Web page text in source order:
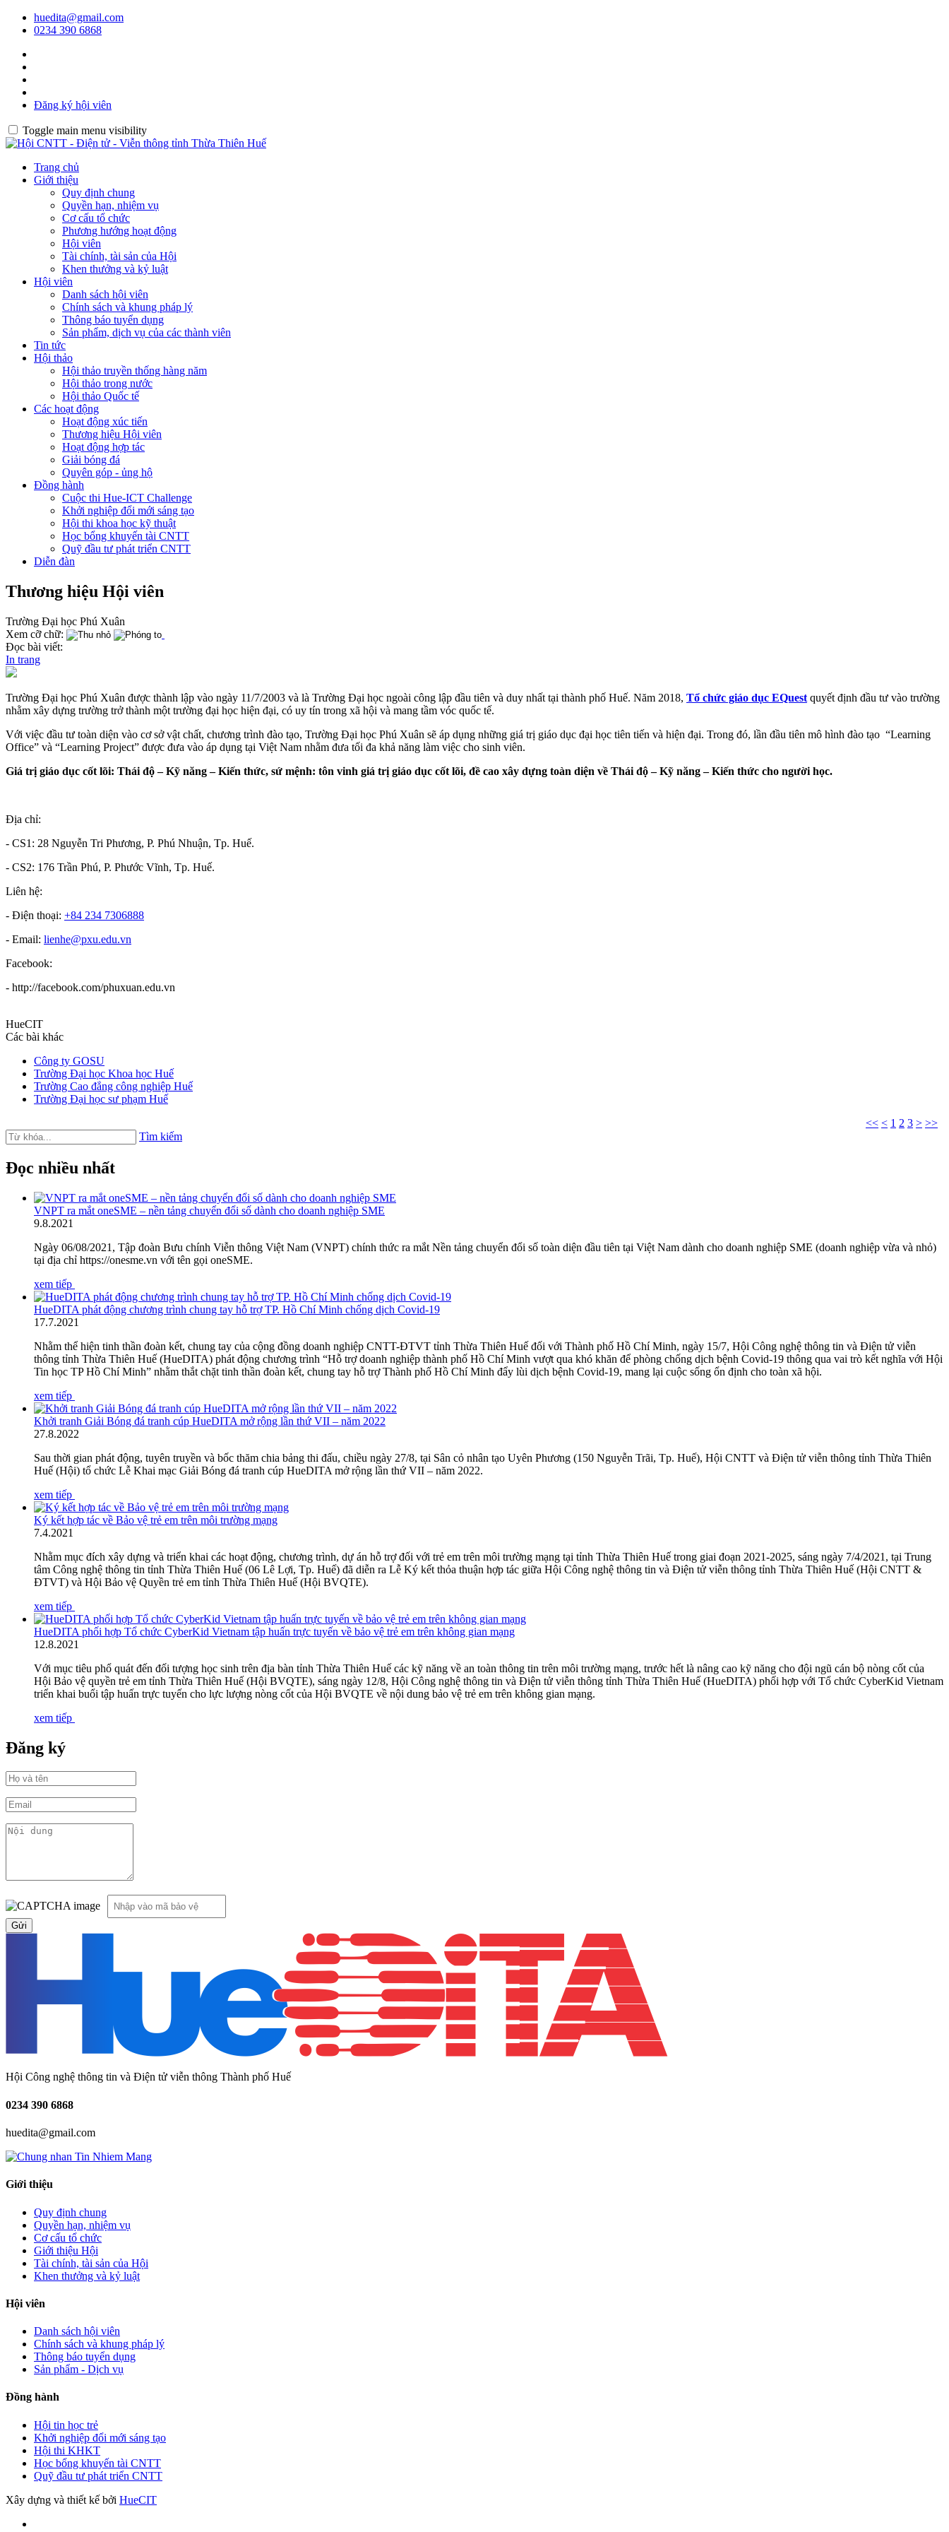
huedita@gmail.com
0234 390 6868
Đăng ký hội viên
Toggle main menu visibility
Trang chủ
Giới thiệu
Quy định chung
Quyền hạn, nhiệm vụ
Cơ cấu tổ chức
Phương hướng hoạt động
Hội viên
Tài chính, tài sản của Hội
Khen thưởng và kỷ luật
Hội viên
Danh sách hội viên
Chính sách và khung pháp lý
Thông báo tuyển dụng
Sản phẩm, dịch vụ của các thành viên
Tin tức
Hội thảo
Hội thảo truyền thống hàng năm
Hội thảo trong nước
Hội thảo Quốc tế
Các hoạt động
Hoạt động xúc tiến
Thương hiệu Hội viên
Hoạt động hợp tác
Giải bóng đá
Quyên góp - ủng hộ
Đồng hành
Cuộc thi Hue-ICT Challenge
Khởi nghiệp đổi mới sáng tạo
Hội thi khoa học kỹ thuật
Học bổng khuyến tài CNTT
Quỹ đầu tư phát triển CNTT
Diễn đàn
Thương hiệu Hội viên
Trường Đại học Phú Xuân
Xem cỡ chữ:
Đọc bài viết:
In trang
Trường Đại học Phú Xuân được thành lập vào ngày 11/7/2003 và là Trường Đại học ngoài công lập đầu tiên và duy nhất tại thành phố Huế. Năm 2018, Tổ chức giáo dục EQuest quyết định đầu tư vào trường
nhằm xây dựng trường trở thành một trường đại học hiện đại, có uy tín trong xã hội và mang tầm vóc quốc tế.
Với việc đầu tư toàn diện vào cơ sở vật chất, chương trình đào tạo, Trường Đại học Phú Xuân sẽ áp dụng những giá trị giáo dục đại học tiên tiến và hiện đại. Trong đó, lần đầu tiên mô hình đào tạo “Learning
Office” và “Learning Project” được đưa vào áp dụng tại Việt Nam nhằm đưa tối đa khả năng làm việc cho sinh viên.
Giá trị giáo dục cốt lõi: Thái độ – Kỹ năng – Kiến thức, sứ mệnh: tôn vinh giá trị giáo dục cốt lõi, đề cao xây dựng toàn diện về Thái độ – Kỹ năng – Kiến thức cho người học.
Địa chỉ:
- CS1: 28 Nguyễn Tri Phương, P. Phú Nhuận, Tp. Huế.
- CS2: 176 Trần Phú, P. Phước Vĩnh, Tp. Huế.
Liên hệ:
- Điện thoại: +84 234 7306888
- Email: lienhe@pxu.edu.vn
Facebook:
- http://facebook.com/phuxuan.edu.vn
HueCIT
Các bài khác
Công ty GOSU
Trường Đại học Khoa học Huế
Trường Cao đẳng công nghiệp Huế
Trường Đại học sư phạm Huế
<< < 1 2 3 > >>
Tìm kiếm
Đọc nhiều nhất
VNPT ra mắt oneSME – nền tảng chuyển đổi số dành cho doanh nghiệp SME
9.8.2021
Ngày 06/08/2021, Tập đoàn Bưu chính Viễn thông Việt Nam (VNPT) chính thức ra mắt Nền tảng chuyển đổi số toàn diện đầu tiên tại Việt Nam dành cho doanh nghiệp SME (doanh nghiệp vừa và nhỏ)
tại địa chỉ https://onesme.vn với tên gọi oneSME.
xem tiếp
HueDITA phát động chương trình chung tay hỗ trợ TP. Hồ Chí Minh chống dịch Covid-19
17.7.2021
Nhằm thể hiện tinh thần đoàn kết, chung tay của cộng đồng doanh nghiệp CNTT-ĐTVT tỉnh Thừa Thiên Huế đối với Thành phố Hồ Chí Minh, ngày 15/7, Hội Công nghệ thông tin và Điện tử viễn
thông tỉnh Thừa Thiên Huế (HueDITA) phát động chương trình “Hỗ trợ doanh nghiệp thành phố Hồ Chí Minh vượt qua khó khăn để phòng chống dịch bệnh Covid-19 thông qua vai trò kết nghĩa với Hội
Tin học TP Hồ Chí Minh” nhằm thắt chặt tinh thần đoàn kết, chung tay hỗ trợ Thành phố Hồ Chí Minh đẩy lùi dịch bệnh Covid-19, mang lại cuộc sống ổn định cho toàn xã hội.
xem tiếp
Khởi tranh Giải Bóng đá tranh cúp HueDITA mở rộng lần thứ VII – năm 2022
27.8.2022
Sau thời gian phát động, tuyên truyền và bốc thăm chia bảng thi đấu, chiều ngày 27/8, tại Sân cỏ nhân tạo Uyên Phương (150 Nguyễn Trãi, Tp. Huế), Hội CNTT và Điện tử viễn thông tỉnh Thừa Thiên
Huế (Hội) tổ chức Lễ Khai mạc Giải Bóng đá tranh cúp HueDITA mở rộng lần thứ VII – năm 2022.
xem tiếp
Ký kết hợp tác về Bảo vệ trẻ em trên môi trường mạng
7.4.2021
Nhằm mục đích xây dựng và triển khai các hoạt động, chương trình, dự án hỗ trợ đối với trẻ em trên môi trường mạng tại tỉnh Thừa Thiên Huế trong giai đoạn 2021-2025, sáng ngày 7/4/2021, tại Trung
tâm Công nghệ thông tin tỉnh Thừa Thiên Huế (06 Lê Lợi, Tp. Huế) đã diễn ra Lễ Ký kết thỏa thuận hợp tác giữa Hội Công nghệ thông tin và Điện tử viễn thông tỉnh Thừa Thiên Huế (Hội CNTT &
ĐTVT) và Hội Bảo vệ Quyền trẻ em tỉnh Thừa Thiên Huế (Hội BVQTE).
xem tiếp
HueDITA phối hợp Tổ chức CyberKid Vietnam tập huấn trực tuyến về bảo vệ trẻ em trên không gian mạng
12.8.2021
Với mục tiêu phổ quát đến đối tượng học sinh trên địa bàn tỉnh Thừa Thiên Huế các kỹ năng về an toàn thông tin trên môi trường mạng, trước hết là nâng cao kỹ năng cho đội ngũ cán bộ nòng cốt của
Hội Bảo vệ quyền trẻ em tỉnh Thừa Thiên Huế (Hội BVQTE), sáng ngày 12/8, Hội Công nghệ thông tin và Điện tử viễn thông tỉnh Thừa Thiên Huế (HueDITA) phối hợp với Tổ chức CyberKid Vietnam
triển khai buổi tập huấn trực tuyến cho lực lượng nòng cốt của Hội BVQTE về nội dung bảo vệ trẻ em trên không gian mạng.
xem tiếp
Đăng ký
Hội Công nghệ thông tin và Điện tử viễn thông Thành phố Huế
0234 390 6868
huedita@gmail.com
Giới thiệu
Quy định chung
Quyền hạn, nhiệm vụ
Cơ cấu tổ chức
Giới thiệu Hội
Tài chính, tài sản của Hội
Khen thưởng và kỷ luật
Hội viên
Danh sách hội viên
Chính sách và khung pháp lý
Thông báo tuyển dụng
Sản phẩm - Dịch vụ
Đồng hành
Hội tin học trẻ
Khởi nghiệp đổi mới sáng tạo
Hội thi KHKT
Học bổng khuyến tài CNTT
Quỹ đầu tư phát triển CNTT
Xây dựng và thiết kế bởi HueCIT